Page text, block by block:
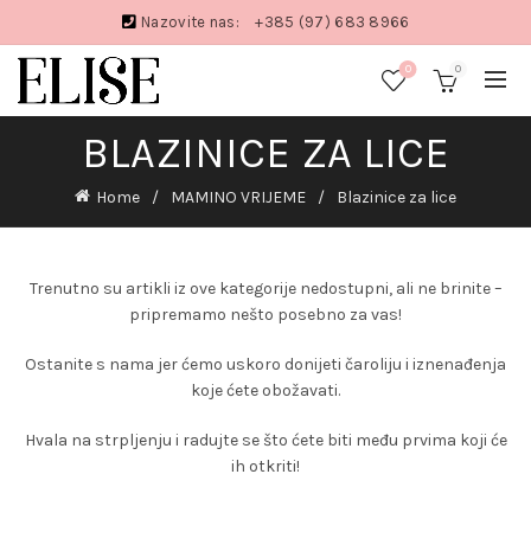
Nazovite nas: +385 (97) 683 8966
0 0
BLAZINICE ZA LICE
Home MAMINO VRIJEME Blazinice za lice
Trenutno su artikli iz ove kategorije nedostupni, ali ne brinite –
pripremamo nešto posebno za vas!
Ostanite s nama jer ćemo uskoro donijeti čaroliju i iznenađenja
koje ćete obožavati.
Hvala na strpljenju i radujte se što ćete biti među prvima koji će
ih otkriti!